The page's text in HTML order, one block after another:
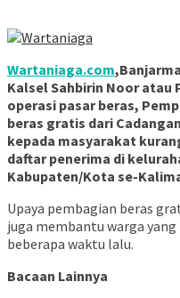
Wartaniaga.com
Kalsel Sahbirin Noor atau
operasi pasar beras,
beras gratis dari
kepada masyarakat
daftar penerima di
Kabupaten/Kota se-
Upaya pembagian beras
juga membantu warga
beberapa waktu lalu.
Bacaan Lainnya